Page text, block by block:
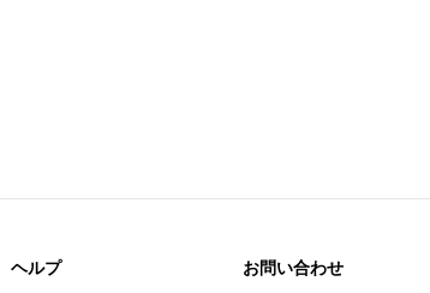
ヘルプ お問い合わせ